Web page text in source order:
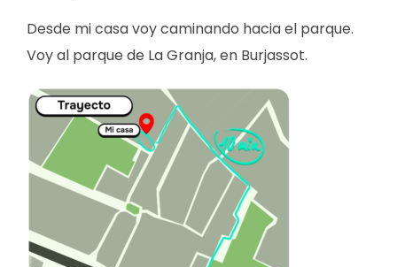
Desde mi casa voy caminando hacia el parque.
Voy al parque de La Granja, en Burjassot.